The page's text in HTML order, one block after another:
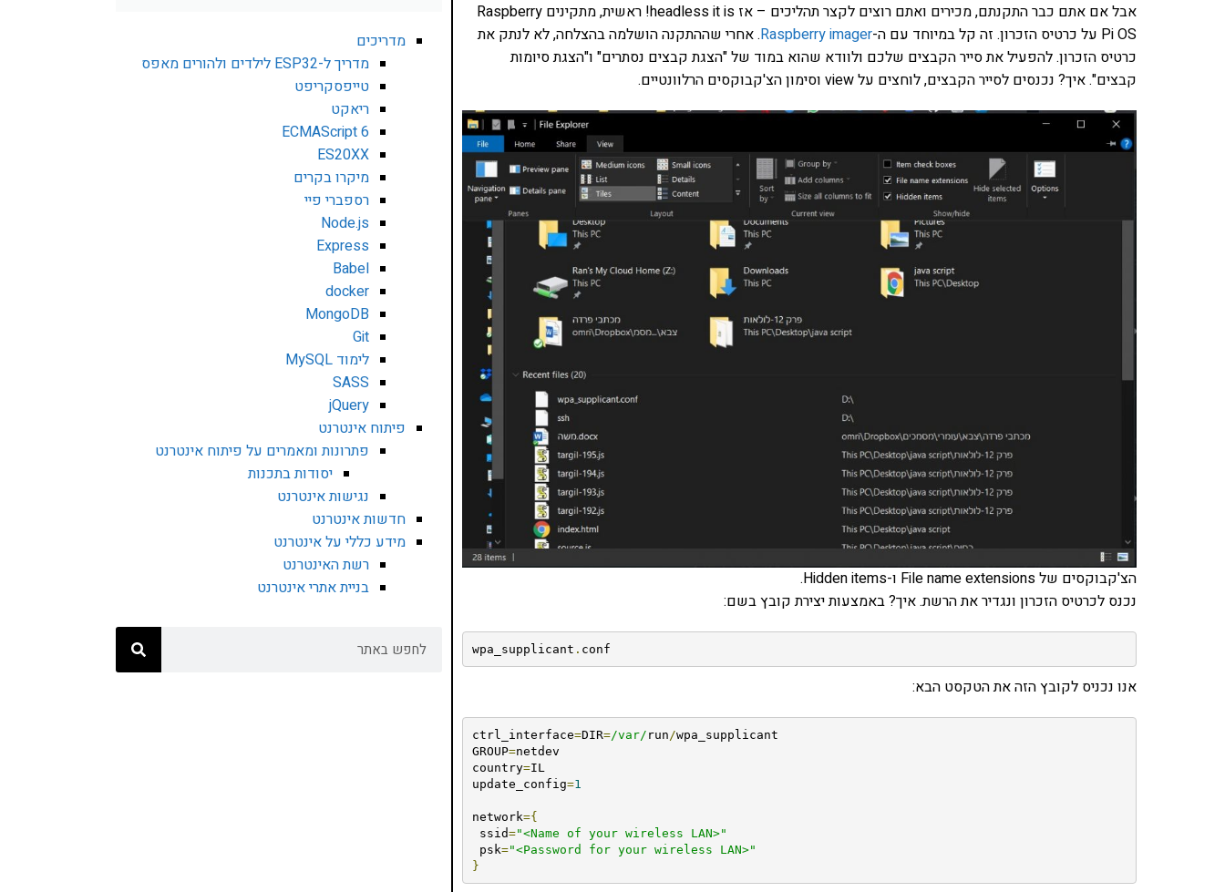
אבל אם אתם כבר התקנתם, מכירים ואתם רוצים לקצר תהליכים – אז headless it is! ראשית, מתקינים Raspberry
Pi OS על כרטיס הזכרון. זה קל במיוחד עם ה-
Raspberry imager. אחרי שההתקנה הושלמה בהצלחה, לא לנתק את
כרטיס הזכרון. להפעיל את סייר הקבצים שלכם ולוודא שהוא במוד של "הצגת קבצים נסתרים" ו"הצגת סיומות
קבצים". איך? נכנסים לסייר הקבצים, לוחצים על view וסימון הצ'קבוקסים הרלוונטיים.
הצ'קבוקסים של File name extensions ו-Hidden items.
נכנס לכרטיס הזכרון ונגדיר את הרשת. איך? באמצעות יצירת קובץ בשם:
wpa_supplicant . conf
אנו נכניס לקובץ הזה את הטקסט הבא:
ctrl_interface=DIR=/var/ run /wpa_supplicant
GROUP=netdev
country=IL
update_config=1
network={
ssid="<Name of your wireless LAN>"
psk="<Password for your wireless LAN>"
}
מדריכים
מדריך ל-ESP32 לילדים ולהורים מאפס
טייפסקריפט
ריאקט
ECMAScript 6
ES20XX
מיקרו בקרים
רספברי פיי
Node.js
Express
Babel
docker
MongoDB
Git
לימוד MySQL
SASS
jQuery
פיתוח אינטרנט
פתרונות ומאמרים על פיתוח אינטרנט
יסודות בתכנות
נגישות אינטרנט
חדשות אינטרנט
מידע כללי על אינטרנט
רשת האינטרנט
בניית אתרי אינטרנט